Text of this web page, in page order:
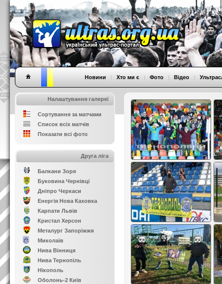
Новини | Хто ми є | Фото | Відео |
Налаштування галереї
Сортування за матчами
Список всіх матчів
Показати всі фото
Друга ліга
Балкани Зоря
Буковина Чернівці
Дніпро Черкаси
Енергія Нова Каховка
Карпати Львів
Кристал Херсон
Металург Запоріжжя
Миколаїв
Нива Вінниця
Нива Тернопіль
Нікополь
Оболонь-2 Київ